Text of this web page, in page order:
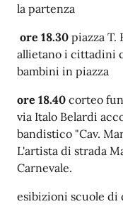
la partenza
ore 18.30 piazza T.
allietano i cittadini
bambini in piazza
ore 18.40 corteo
via Italo Belardi
bandistico "Cav.
L'artista di strada
Carnevale.
esibizioni scuole di